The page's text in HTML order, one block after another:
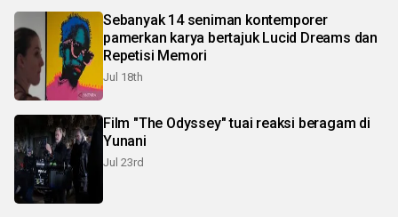
Sebanyak 14 seniman kontemporer
pamerkan karya bertajuk Lucid Dreams dan
Repetisi Memori
Jul 18th
Film "The Odyssey" tuai reaksi beragam di
Yunani
Jul 23rd